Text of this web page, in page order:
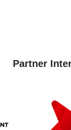
Partner